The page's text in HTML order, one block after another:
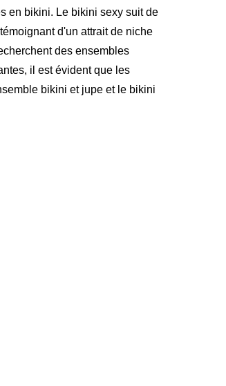
en bikini. Le bikini sexy suit de
d'un attrait de niche
des ensembles
il est évident que les
bikini et jupe et le bikini